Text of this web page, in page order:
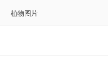
植物图片